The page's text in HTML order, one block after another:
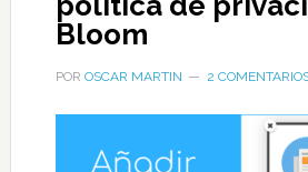
Bloom
POR OSCAR MARTIN 2